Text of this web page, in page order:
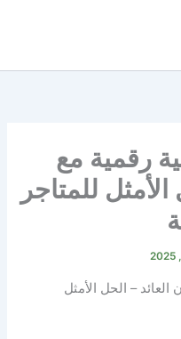
رقمية مع
للمتاجر
– الحل الأمثل